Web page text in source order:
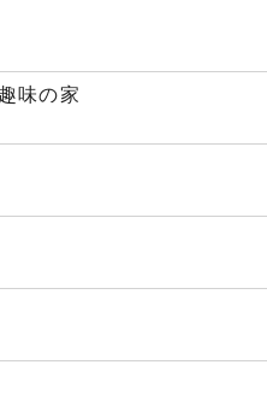
味の家